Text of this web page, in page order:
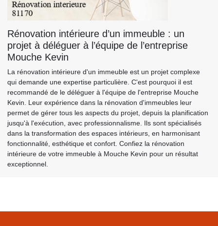
Rénovation intérieure d’un immeuble : un
projet à déléguer à l’équipe de l’entreprise
Mouche Kevin
La rénovation intérieure d'un immeuble est un projet complexe
qui demande une expertise particulière. C'est pourquoi il est
recommandé de le déléguer à l'équipe de l'entreprise Mouche
Kevin. Leur expérience dans la rénovation d'immeubles leur
permet de gérer tous les aspects du projet, depuis la planification
jusqu'à l'exécution, avec professionnalisme. Ils sont spécialisés
dans la transformation des espaces intérieurs, en harmonisant
fonctionnalité, esthétique et confort. Confiez la rénovation
intérieure de votre immeuble à Mouche Kevin pour un résultat
exceptionnel.